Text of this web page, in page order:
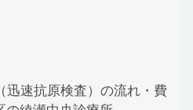
迅速抗原検査）の流れ・費